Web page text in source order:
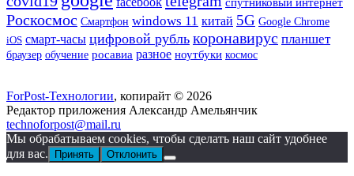
Роскосмос Смартфон windows 11 китай 5G Google Chrome
iOS смарт-часы цифровой рубль коронавирус планшет
браузер обучение росавиа разное ноутбуки космос
ForPost-Технологии, копирайт © 2026
Редактор приложения Александр Амельянчик
technoforpost@mail.ru
Мы обрабатываем cookies, чтобы сделать наш сайт удобнее
для вас.
Принять Отклонить